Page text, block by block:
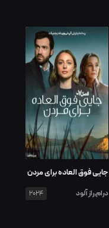
جایی فوق العاده برای مردن
درام,راز آلود 2024